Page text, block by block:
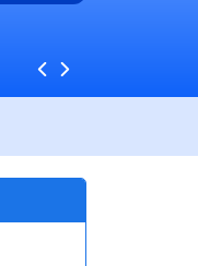
Máy tạo ẩm Xiaomi